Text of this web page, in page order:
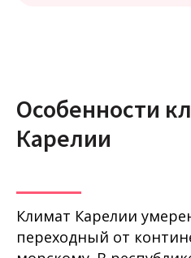
Особенности
Карелии
Климат Карелии
переходный от